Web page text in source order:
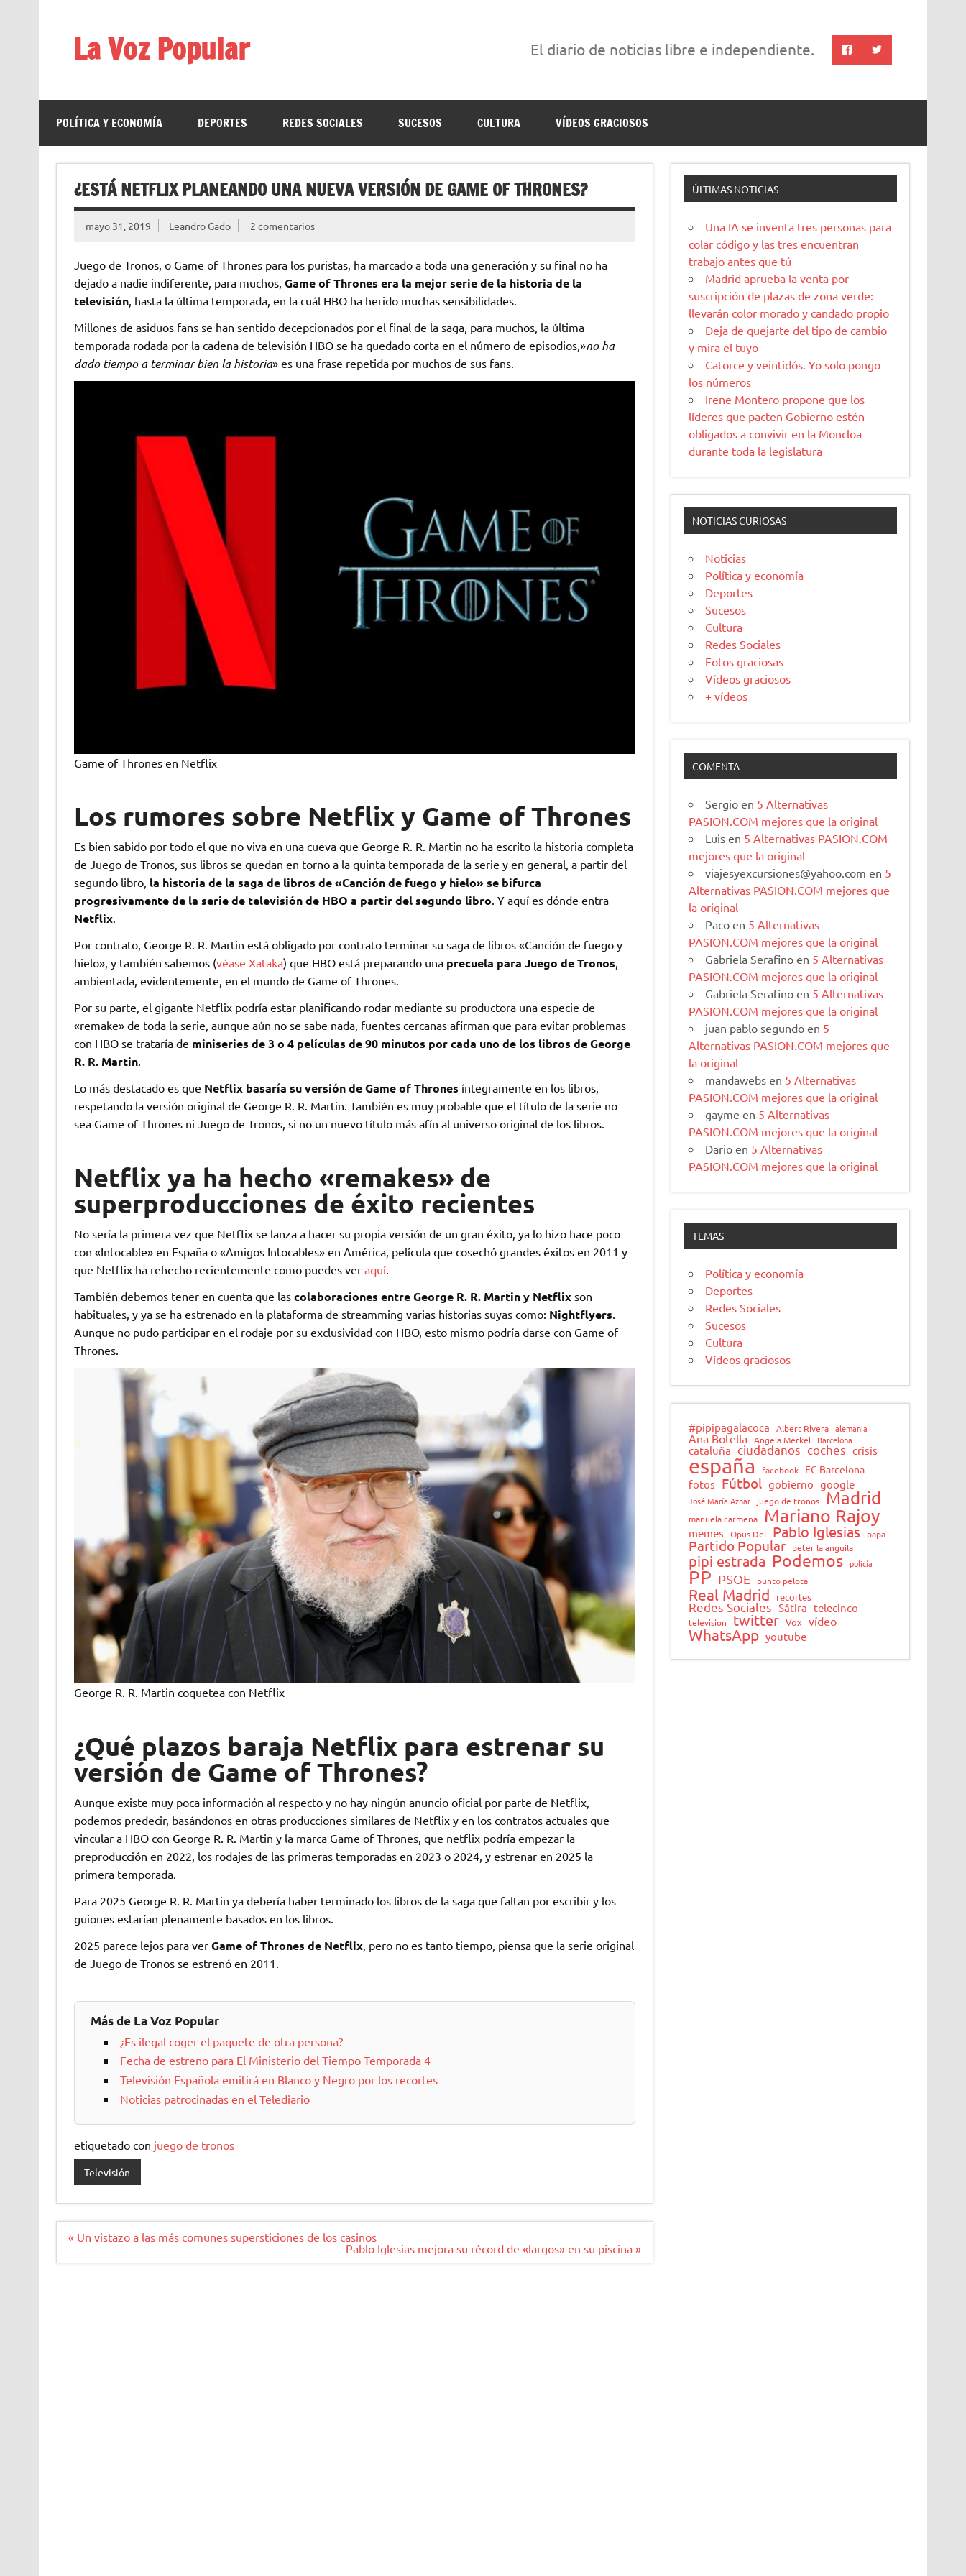
La Voz Popular El diario de noticias libre e independiente.
POLÍTICA Y ECONOMÍA DEPORTES REDES SOCIALES SUCESOS CULTURA VÍDEOS GRACIOSOS
¿ESTÁ NETFLIX PLANEANDO UNA NUEVA VERSIÓN DE GAME OF THRONES?
mayo 31, 2019 Leandro Gado 2 comentarios
Juego de Tronos, o Game of Thrones para los puristas, ha marcado a toda una generación y su final no ha
dejado a nadie indiferente, para muchos, Game of Thrones era la mejor serie de la historia de la
televisión, hasta la última temporada, en la cuál HBO ha herido muchas sensibilidades.
Millones de asiduos fans se han sentido decepcionados por el final de la saga, para muchos, la última
temporada rodada por la cadena de televisión HBO se ha quedado corta en el número de episodios,»no ha
dado tiempo a terminar bien la historia» es una frase repetida por muchos de sus fans.
Game of Thrones en Netflix
Los rumores sobre Netflix y Game of Thrones
Es bien sabido por todo el que no viva en una cueva que George R. R. Martin no ha escrito la historia completa
de Juego de Tronos, sus libros se quedan en torno a la quinta temporada de la serie y en general, a partir del
segundo libro, la historia de la saga de libros de «Canción de fuego y hielo» se bifurca
progresivamente de la serie de televisión de HBO a partir del segundo libro. Y aquí es dónde entra
Netflix.
Por contrato, George R. R. Martin está obligado por contrato terminar su saga de libros «Canción de fuego y
hielo», y también sabemos (véase Xataka) que HBO está preparando una precuela para Juego de Tronos,
ambientada, evidentemente, en el mundo de Game of Thrones.
Por su parte, el gigante Netflix podría estar planificando rodar mediante su productora una especie de
«remake» de toda la serie, aunque aún no se sabe nada, fuentes cercanas afirman que para evitar problemas
con HBO se trataría de miniseries de 3 o 4 películas de 90 minutos por cada uno de los libros de George
R. R. Martin.
Lo más destacado es que Netflix basaría su versión de Game of Thrones íntegramente en los libros,
respetando la versión original de George R. R. Martin. También es muy probable que el título de la serie no
sea Game of Thrones ni Juego de Tronos, si no un nuevo título más afín al universo original de los libros.
Netflix ya ha hecho «remakes» de
superproducciones de éxito recientes
No sería la primera vez que Netflix se lanza a hacer su propia versión de un gran éxito, ya lo hizo hace poco
con «Intocable» en España o «Amigos Intocables» en América, película que cosechó grandes éxitos en 2011 y
que Netflix ha rehecho recientemente como puedes ver aquí.
También debemos tener en cuenta que lascolaboraciones entre George R. R. Martin y Netflix son
habituales, y ya se ha estrenado en la plataforma de streamming varias historias suyas como: Nightflyers
Aunque no pudo participar en el rodaje por su exclusividad con HBO, esto mismo podría darse con Game of
Thrones.
George R. R. Martin coquetea con Netflix
¿Qué plazos baraja Netflix para estrenar su
versión de Game of Thrones?
Aunque existe muy poca información al respecto y no hay ningún anuncio oficial por parte de Netflix,
podemos predecir, basándonos en otras producciones similares de Netflix y en los contratos actuales que
vincular a HBO con George R. R. Martin y la marca Game of Thrones, que netflix podría empezar la
preproducción en 2022, los rodajes de las primeras temporadas en 2023 o 2024, y estrenar en 2025 la
primera temporada.
Para 2025 George R. R. Martin ya debería haber terminado los libros de la saga que faltan por escribir y los
guiones estarían plenamente basados en los libros.
2025 parece lejos para ver Game of Thrones de Netflix, pero no es tanto tiempo, piensa que la serie original
de Juego de Tronos se estrenó en 2011.
Más de La Voz Popular
¿Es ilegal coger el paquete de otra persona?
Fecha de estreno para El Ministerio del Tiempo Temporada 4
Televisión Española emitirá en Blanco y Negro por los recortes
Noticias patrocinadas en el Telediario
etiquetado con juego de tronos
Televisión
Navegación
« Un vistazo a las más comunes supersticiones de los casinos
Pablo Iglesias mejora su récord de «largos» en su piscina »
ÚLTIMAS NOTICIAS
Una IA se inventa tres personas para
colar código y las tres encuentran
trabajo antes que tú
Madrid aprueba la venta por
suscripción de plazas de zona verde:
llevarán color morado y candado propio
Deja de quejarte del tipo de cambio
y mira el tuyo
Catorce y veintidós. Yo solo pongo
los números
Irene Montero propone que los
líderes que pacten Gobierno estén
obligados a convivir en la Moncloa
durante toda la legislatura
NOTICIAS CURIOSAS
Noticias
Política y economía
Deportes
Sucesos
Cultura
Redes Sociales
Fotos graciosas
Vídeos graciosos
+ vídeos
COMENTA
Sergio en 5 Alternativas
PASION.COM mejores que la original
Luis en 5 Alternativas PASION.COM
mejores que la original
viajesyexcursiones@yahoo.com en 5
Alternativas PASION.COM mejores que
la original
Paco en 5 Alternativas
PASION.COM mejores que la original
Gabriela Serafino en 5 Alternativas
PASION.COM mejores que la original
Gabriela Serafino en 5 Alternativas
PASION.COM mejores que la original
juan pablo segundo en 5
Alternativas PASION.COM mejores que
la original
mandawebs en 5 Alternativas
PASION.COM mejores que la original
gayme en 5 Alternativas
PASION.COM mejores que la original
Dario en 5 Alternativas
PASION.COM mejores que la original
TEMAS
Política y economía
Deportes
Redes Sociales
Sucesos
Cultura
Vídeos graciosos
#pipipagalacoca Albert Rivera alemania
Ana Botella Angela Merkel Barcelona
cataluña ciudadanos coches crisis
españa facebook FC Barcelona
fotos Fútbol gobierno google
José María Aznar juego de tronos Madrid
manuela carmena Mariano Rajoy
memes Opus Dei Pablo Iglesias papa
Partido Popular peter la anguila
pipi estrada Podemos policía
PP PSOE punto pelota
Real Madrid recortes
Redes Sociales Sátira telecinco
television twitter Vox vídeo
WhatsApp youtube